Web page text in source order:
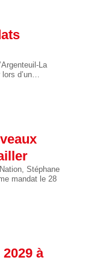
La
d’un…
Stéphane
mandat le 28
à